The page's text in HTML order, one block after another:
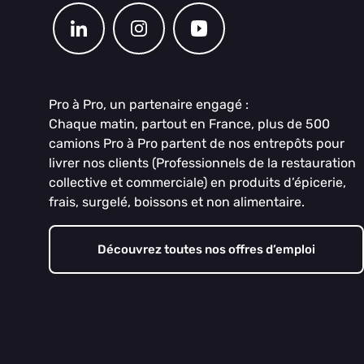
Pro à Pro, un partenaire engagé :
Chaque matin, partout en France, plus de 500
camions Pro à Pro partent de nos entrepôts pour
livrer nos clients (Professionnels de la restauration
collective et commerciale) en produits d’épicerie,
frais, surgelé, boissons et non alimentaire.
Découvrez toutes nos offres d’emploi